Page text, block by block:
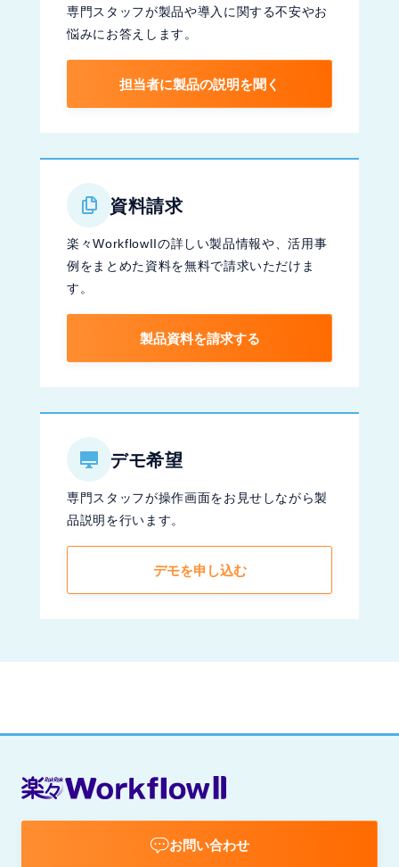
専門スタッフが製品や導入に関する不安やお
悩みにお答えします。
担当者に製品の説明を聞く
資料請求
楽々WorkflowIIの詳しい製品情報や、活用事
例をまとめた資料を無料で請求いただけま
す。
製品資料を請求する
デモ希望
専門スタッフが操作画面をお見せしながら製
品説明を行います。
デモを申し込む
お問い合わせ